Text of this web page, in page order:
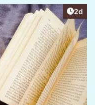
2d